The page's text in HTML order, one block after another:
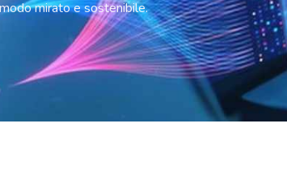
modo mirato e sostenibile.